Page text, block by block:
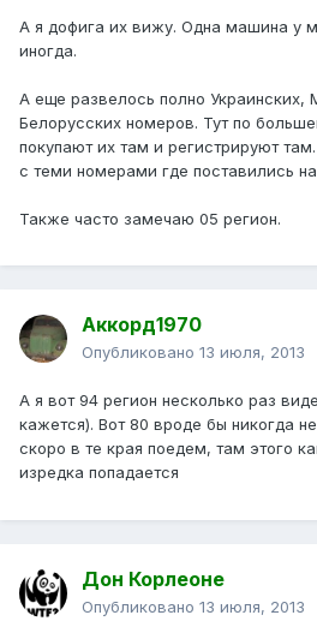
А я дофига их вижу. Одна машина у
иногда.
А еще развелось полно Украинских,
Белорусских номеров. Тут по
покупают их там и регистрируют
с теми номерами где поставились на
Также часто замечаю 05 регион.
Аккорд1970
Опубликовано 13 июля, 2013
А я вот 94 регион несколько раз
кажется). Вот 80 вроде бы никогда
скоро в те края поедем, там этого
изредка попадается
Дон Корлеоне
Опубликовано 13 июля, 2013